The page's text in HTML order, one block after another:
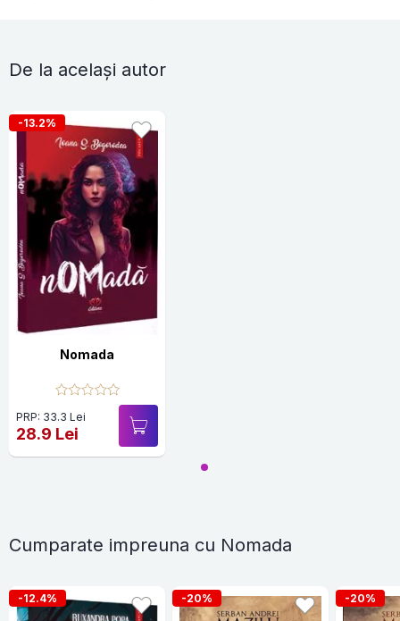
De la același autor
-13.2%
Nomada
PRP: 33.3 Lei
28.9 Lei
Cumparate impreuna cu Nomada
-12.4% -20% -20%